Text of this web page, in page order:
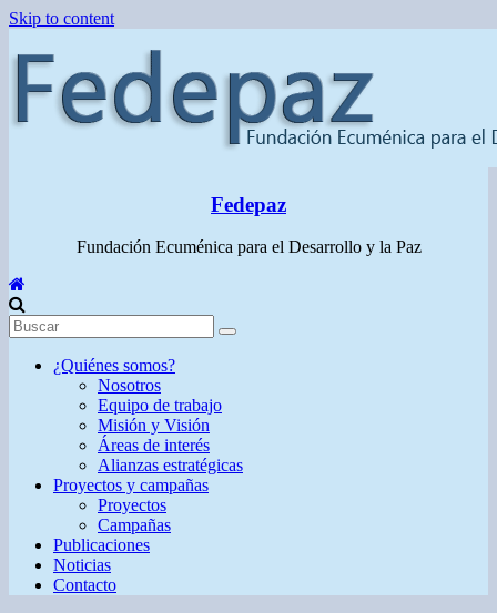
Skip to content
Fedepaz
Fundación Ecuménica para el Desarrollo y la Paz
¿Quiénes somos?
Nosotros
Equipo de trabajo
Misión y Visión
Áreas de interés
Alianzas estratégicas
Proyectos y campañas
Proyectos
Campañas
Publicaciones
Noticias
Contacto